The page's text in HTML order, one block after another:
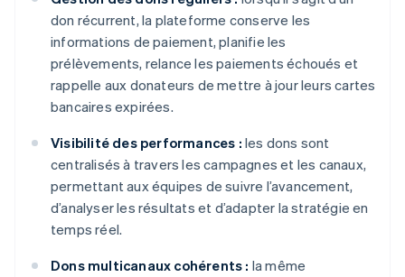
don récurrent, la plateforme conserve les
informations de paiement, planifie les
prélèvements, relance les paiements échoués et
rappelle aux donateurs de mettre à jour leurs cartes
bancaires expirées.
Visibilité des performances : les dons sont
centralisés à travers les campagnes et les canaux,
permettant aux équipes de suivre l’avancement,
d’analyser les résultats et d’adapter la stratégie en
temps réel.
Dons multicanaux cohérents : la même